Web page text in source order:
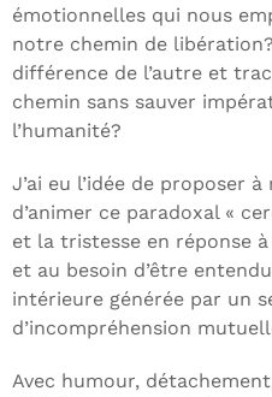
émotionnelles qui nous
notre chemin de
différence de l’autre et
chemin sans sauver
l’humanité?
J’ai eu l’idée de proposer
d’animer ce paradoxal «
et la tristesse en réponse
et au besoin d’être
intérieure générée par un
d’incompréhension
Avec humour,